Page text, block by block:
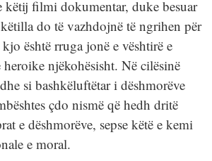
këtij filmi dokumentar, duke besuar
do të vazhdojnë të ngrihen për
është rruga jonë e vështirë e
njëkohësisht. Në cilësinë
si bashkëluftëtar i dëshmorëve
çdo nismë që hedh dritë
e dëshmorëve, sepse këtë e kemi
e moral.